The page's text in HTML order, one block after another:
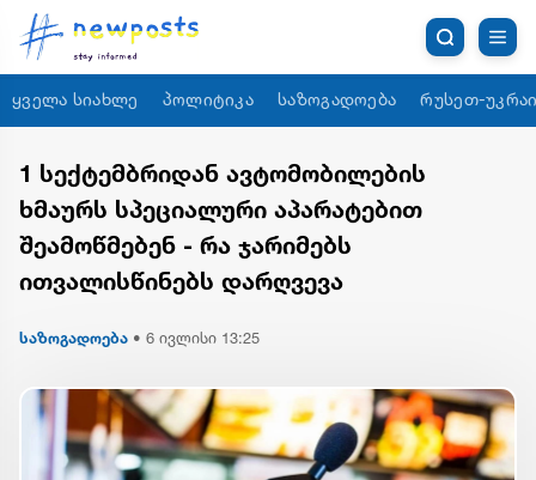
ყველა სიახლე პოლიტიკა საზოგადოება რუსეთ-
1 სექტემბრიდან ავტომობილების
ხმაურს სპეციალური აპარატებით
შეამოწმებენ - რა ჯარიმებს
ითვალისწინებს დარღვევა
საზოგადოება • 6 ივლისი 13:25